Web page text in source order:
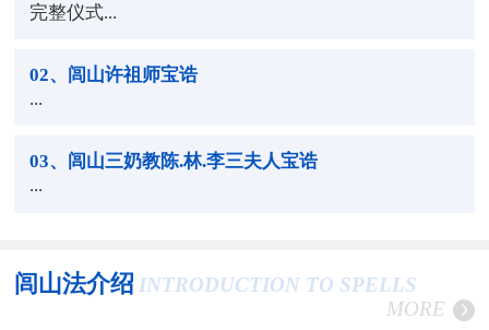
完整仪式...
02、闾山许祖师宝诰
...
03、闾山三奶教陈.林.李三夫人宝诰
...
闾山法介绍 INTRODUCTION TO SPELLS
MORE